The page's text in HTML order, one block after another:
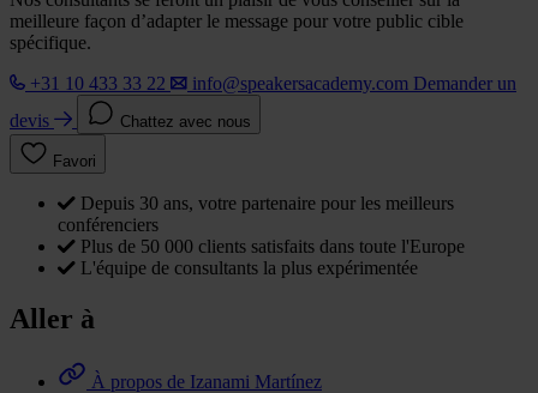
meilleure façon d’adapter le message pour votre public cible
spécifique.
+31 10 433 33 22
info@speakersacademy.com Demander un
devis
Chattez avec nous
Favori
Depuis 30 ans, votre partenaire pour les meilleurs
conférenciers
Plus de 50 000 clients satisfaits dans toute l'Europe
L'équipe de consultants la plus expérimentée
Aller à
À propos de Izanami Martínez